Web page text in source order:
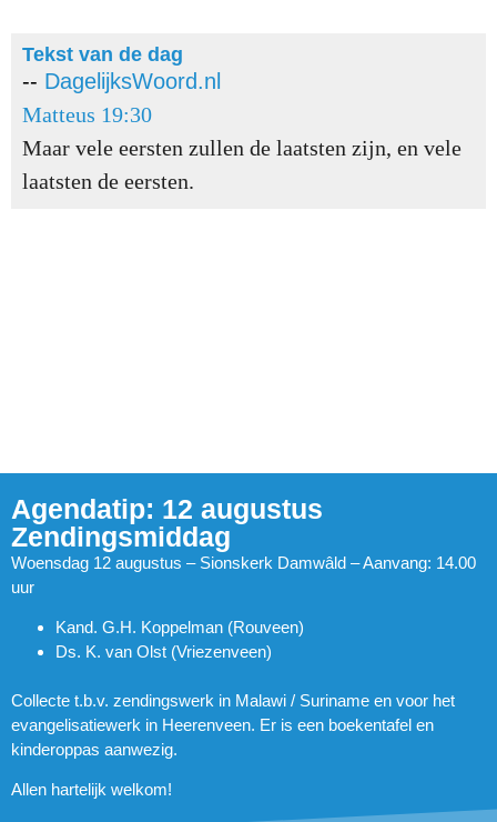
Tekst van de dag
-- DagelijksWoord.nl
Matteus 19:30
Maar vele eersten zullen de laatsten zijn, en vele
laatsten de eersten.
Agendatip: 12 augustus
Zendingsmiddag
Woensdag 12 augustus – Sionskerk Damwâld – Aanvang: 14.00
uur
Kand. G.H. Koppelman (Rouveen)
Ds. K. van Olst (Vriezenveen)
Collecte t.b.v. zendingswerk in Malawi / Suriname en voor het
evangelisatiewerk in Heerenveen. Er is een boekentafel en
kinderoppas aanwezig.
Allen hartelijk welkom!